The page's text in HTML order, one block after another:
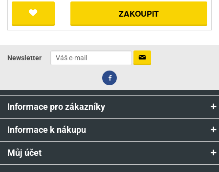
ZAKOUPIT
Newsletter
Informace pro zákazníky
Informace k nákupu
Můj účet